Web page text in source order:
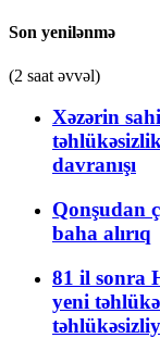
Son yenilənmə
(2 saat əvvəl)
Xəzərin
davranışı
Qonşudan
baha alırıq
81 il sonra
yeni